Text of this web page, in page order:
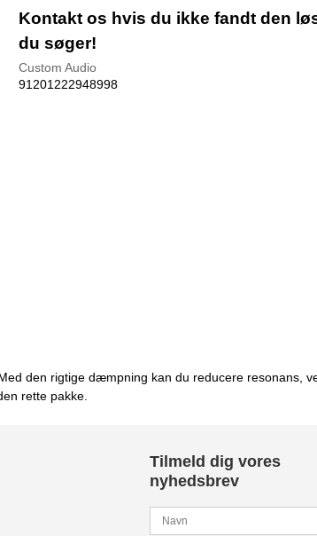
Kontakt os hvis du ikke fandt den
du søger!
Custom Audio
91201222948998
den rigtige dæmpning kan du reducere resonans,
rette pakke.
Tilmeld dig vores
nyhedsbrev